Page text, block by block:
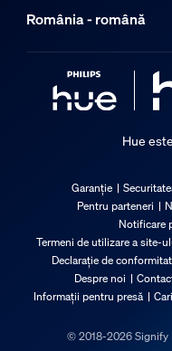
România - română
Hue
Garanție
Pentru parteneri
Notificare
Termeni de utilizare a site-
Declarație de
Despre noi
Informații pentru presă
© 2018-2026 Signify